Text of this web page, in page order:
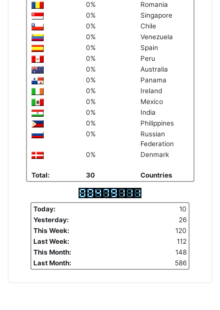
0%
Romania
0%
Singapore
0%
Chile
0%
Venezuela
0%
Spain
0%
Peru
0%
Australia
0%
Panama
0%
Ireland
0%
Mexico
0%
India
0%
Philippines
0%
Russian
Federation
0%
Denmark
Total: 30 Countries
Today:
10
Yesterday:
26
This Week:
120
Last Week:
112
This Month:
148
Last Month:
586